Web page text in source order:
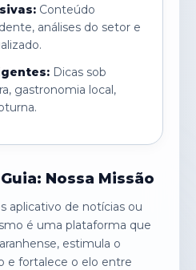
Conteúdo
análises do setor e
Dicas sob
gastronomia local,
Nossa Missão
aplicativo de notícias ou
é uma plataforma que
estimula o
e fortalece o elo entre